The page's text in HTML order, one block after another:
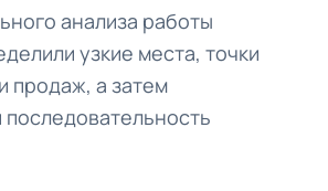
анализа работы
узкие места, точки
продаж, а затем